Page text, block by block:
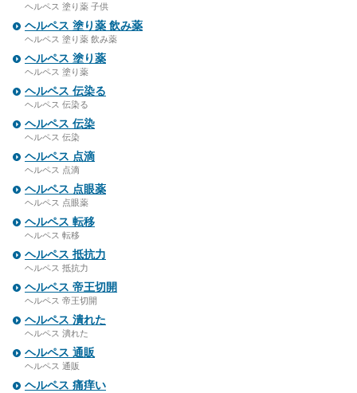
ヘルペス 塗り薬 子供
ヘルペス 塗り薬 飲み薬
ヘルペス 塗り薬 飲み薬
ヘルペス 塗り薬
ヘルペス 塗り薬
ヘルペス 伝染る
ヘルペス 伝染る
ヘルペス 伝染
ヘルペス 伝染
ヘルペス 点滴
ヘルペス 点滴
ヘルペス 点眼薬
ヘルペス 点眼薬
ヘルペス 転移
ヘルペス 転移
ヘルペス 抵抗力
ヘルペス 抵抗力
ヘルペス 帝王切開
ヘルペス 帝王切開
ヘルペス 潰れた
ヘルペス 潰れた
ヘルペス 通販
ヘルペス 通販
ヘルペス 痛痒い